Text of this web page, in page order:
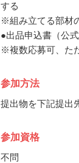
する
※組み立てる部材
●出品申込書（公
※複数応募可、た
参加方法
提出物を下記提出
参加資格
不問